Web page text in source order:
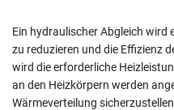
Ein hydraulischer Abgleich wird
zu reduzieren und die Effizienz
wird die erforderliche
an den Heizkörpern werden
Wärmeverteilung